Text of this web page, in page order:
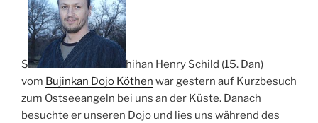
S
hihan Henry Schild (15. Dan)
vom Bujinkan Dojo Köthen war gestern auf Kurzbesuch
zum Ostseeangeln bei uns an der Küste. Danach
besuchte er unseren Dojo und lies uns während des